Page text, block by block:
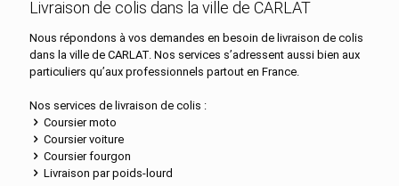
Livraison de colis dans la ville de CARLAT
Nous répondons à vos demandes en besoin de livraison de colis
dans la ville de CARLAT. Nos services s’adressent aussi bien aux
particuliers qu’aux professionnels partout en France.
Nos services de livraison de colis :
Coursier moto
Coursier voiture
Coursier fourgon
Livraison par poids-lourd